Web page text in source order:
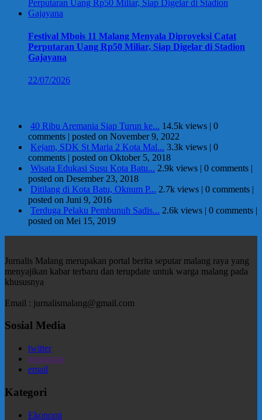
Festival Mbois 11 Malang Menyala Diproyeksi Catat
Perputaran Uang Rp50 Miliar, Siap Digelar di Stadion
Gajayana
22/07/2026
40 Ribu Aremania Siap Turun ke... 14.5k views | 0
comments | posted on November 9, 2022
Kejam, SDK St Maria 2 Kota Mal... 3.3k views | 0
comments | posted on Oktober 5, 2018
Wisata Edukasi Susu Kota Batu... 2.9k views | 0 comments |
posted on Desember 23, 2018
Ditilang di Kota Batu, Oknum P... 2.7k views | 0 comments |
posted on Juni 9, 2016
Terduga Pelaku Pembunuh Sadis... 2.6k views | 0 comments |
posted on Mei 15, 2019
Jurnalis Malang merupakan portal berita seputar malang raya yang
menyajikan kabar terbaru dan terupdate untuk warga malang pada
khususnya
Email : jurnalismalang@gmail.com
Sosial Media
twitter
instagram
email
Kategori
Ekonomi